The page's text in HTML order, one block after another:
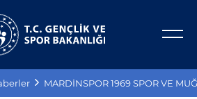
MARDİNSPOR 1969 SPOR VE